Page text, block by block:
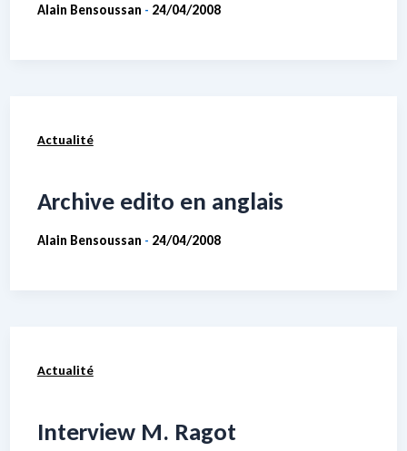
Alain Bensoussan - 24/04/2008
Actualité
Archive edito en anglais
Alain Bensoussan - 24/04/2008
Actualité
Interview M. Ragot